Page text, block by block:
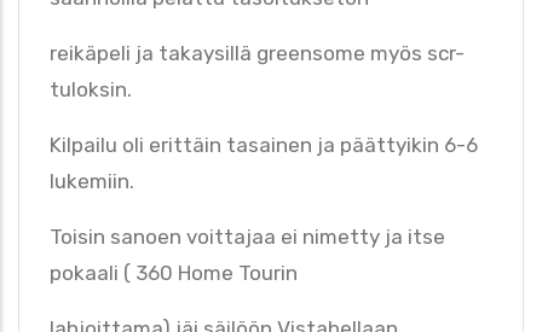
reikäpeli ja takaysillä greensome myös scr-
tuloksin.
Kilpailu oli erittäin tasainen ja päättyikin 6-6
lukemiin.
Toisin sanoen voittajaa ei nimetty ja itse
pokaali ( 360 Home Tourin